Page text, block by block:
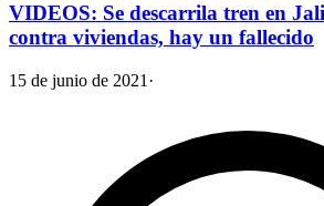
VIDEOS: Se descarrila tren en
contra viviendas, hay un fallecido
15 de junio de 2021 ·